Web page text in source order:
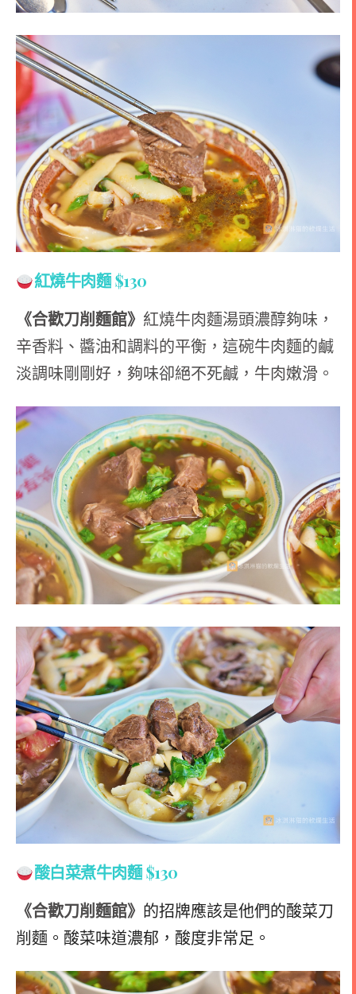
紅燒牛肉麵$130
《合歡刀削麵館》 紅燒牛肉麵湯頭濃醇夠味，
辛香料、醬油和調料的平衡，這碗牛肉麵的鹹
淡調味剛剛好，夠味卻絕不死鹹，牛肉嫩滑。
酸白菜煮牛肉麵$130
《合歡刀削麵館》 的招牌應該是他們的酸菜刀
削麵。酸菜味道濃郁，酸度非常足。